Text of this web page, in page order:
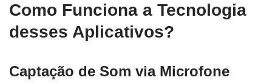
Como Funciona a Tecnologia
desses Aplicativos?
Captação de Som via Microfone